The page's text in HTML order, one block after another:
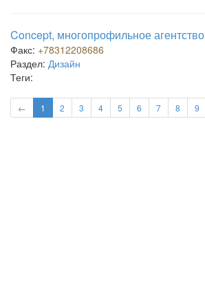
Concept, многопрофильное агентство
Факс: +78312208686
Раздел: Дизайн
Теги:
← 1 2 3 4 5 6 7 8 9